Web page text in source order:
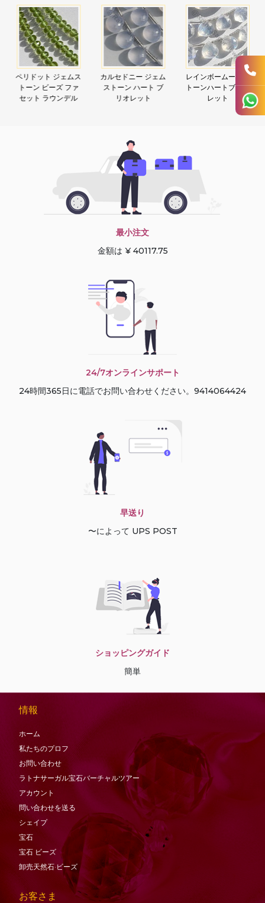
ペリドット ジェムス
トーン ビーズ ファ
セット ラウンデル
カルセドニー ジェム
ストーン ハート ブ
リオレット
レインボームーンス
トーンハートブリオ
レット
最小注文
金額は ¥ 40117.75
24/7オンラインサポート
24時間365日に電話でお問い合わせください。9414064424
早送り
〜によって UPS POST
ショッピングガイド
簡単
情報
ホーム
私たちのプロフ
お問い合わせ
ラトナサーガル宝石バーチャ​​ルツアー
アカウント
問い合わせを送る
シェイプ
宝石
宝石 ビーズ
卸売天然石·ビーズ
お客さま